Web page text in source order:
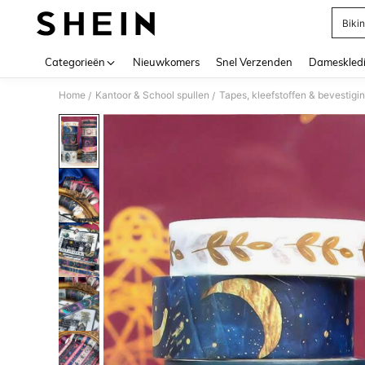
Categorieën Nieuwkomers Snel Verzenden
Home / Kantoor & School spullen / Tapes, kleefstoffen &